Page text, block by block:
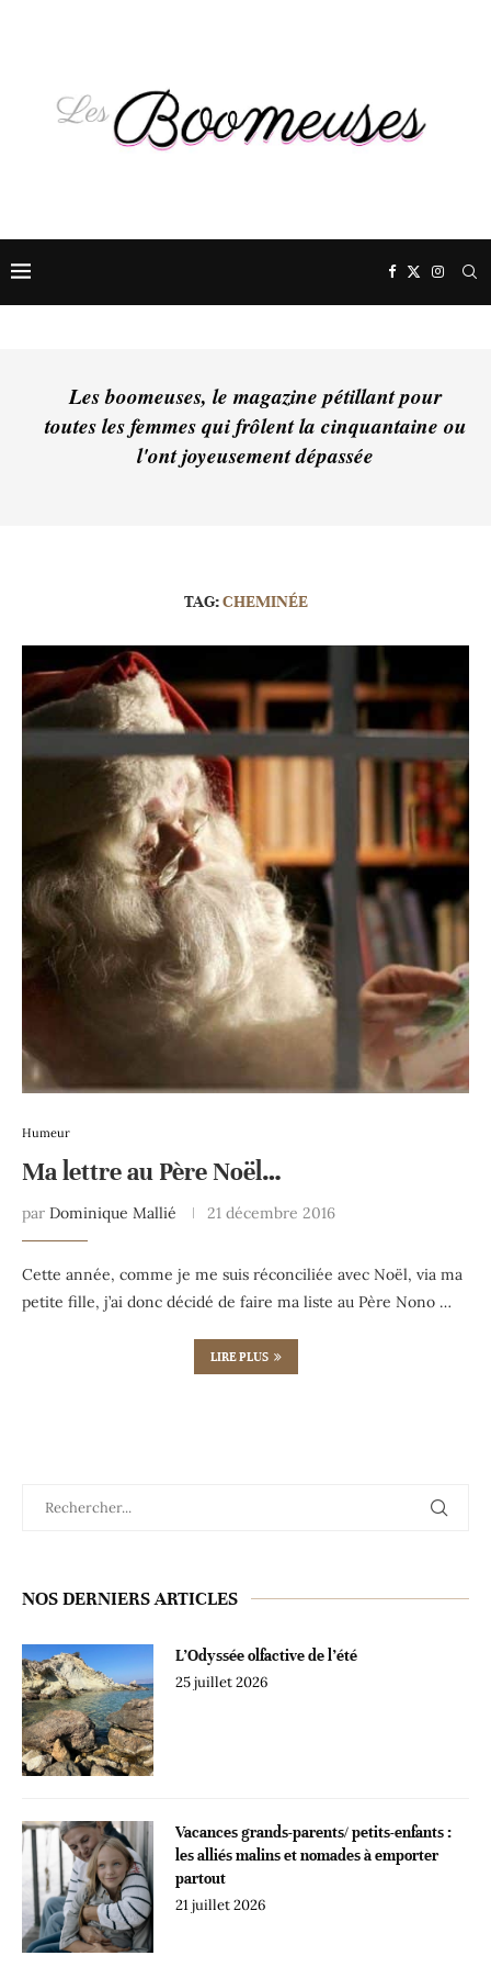
Les boomeuses, le magazine pétillant pour
toutes les femmes qui frôlent la cinquantaine ou
l'ont joyeusement dépassée
TAG:CHEMINÉE
Humeur
Ma lettre au Père Noël…
par Dominique Mallié 21 décembre 2016
Cette année, comme je me suis réconciliée avec Noël, via ma
petite fille, j’ai donc décidé de faire ma liste au Père Nono …
LIRE PLUS
NOS DERNIERS ARTICLES
L’Odyssée olfactive de l’été
25 juillet 2026
Vacances grands-parents/ petits-enfants :
les alliés malins et nomades à emporter
partout
21 juillet 2026